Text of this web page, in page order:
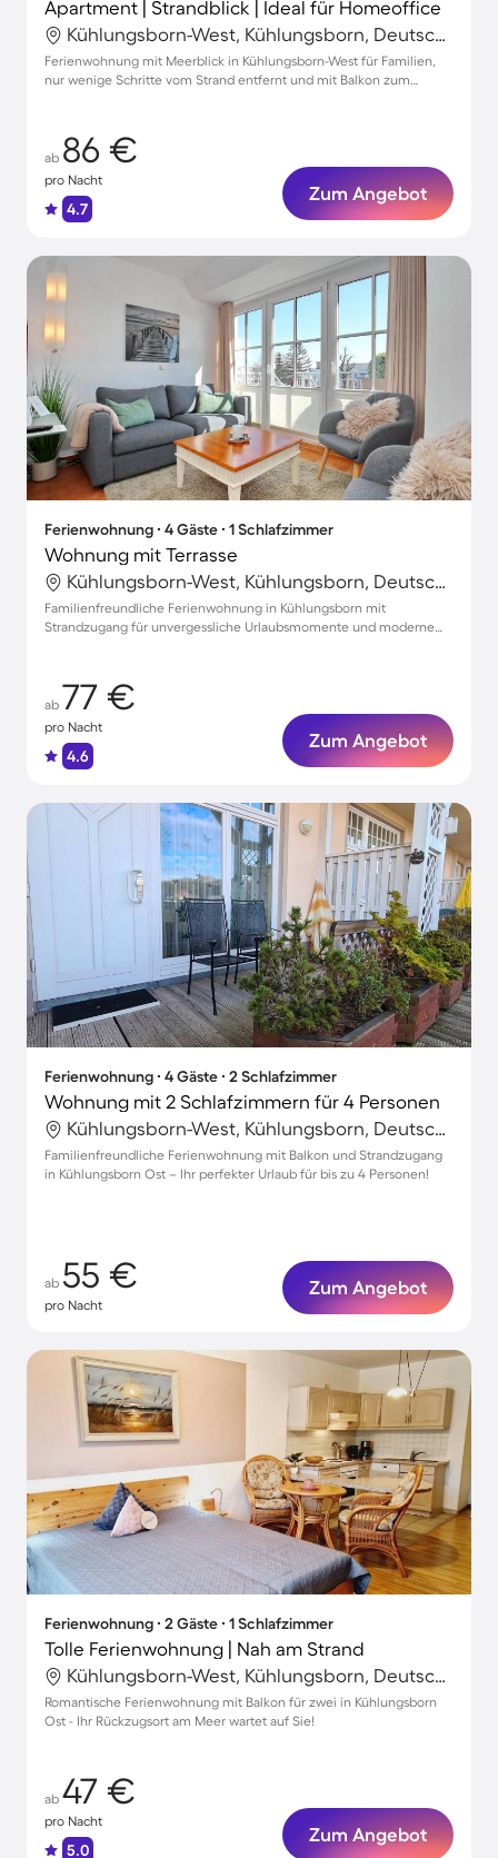
Apartment | Strandblick | Ideal für Homeoffice
Kühlungsborn-West, Kühlungsborn, Deutschland
Ferienwohnung mit Meerblick in Kühlungsborn-West für Familien,
nur wenige Schritte vom Strand entfernt und mit Balkon zum
ab 86 €
pro Nacht
4.7
Zum Angebot
Ferienwohnung ∙ 4 Gäste ∙ 1 Schlafzimmer
Wohnung mit Terrasse
Kühlungsborn-West, Kühlungsborn, Deutschland
Familienfreundliche Ferienwohnung in Kühlungsborn mit
Strandzugang für unvergessliche Urlaubsmomente und moderne
ab 77 €
pro Nacht
4.6
Zum Angebot
Ferienwohnung ∙ 4 Gäste ∙ 2 Schlafzimmer
Wohnung mit 2 Schlafzimmern für 4 Personen
Kühlungsborn-West, Kühlungsborn, Deutschland
Familienfreundliche Ferienwohnung mit Balkon und Strandzugang
in Kühlungsborn Ost – Ihr perfekter Urlaub für bis zu 4 Personen!
ab 55 €
pro Nacht
Zum Angebot
Ferienwohnung ∙ 2 Gäste ∙ 1 Schlafzimmer
Tolle Ferienwohnung | Nah am Strand
Kühlungsborn-West, Kühlungsborn, Deutschland
Romantische Ferienwohnung mit Balkon für zwei in Kühlungsborn
Ost - Ihr Rückzugsort am Meer wartet auf Sie!
ab 47 €
pro Nacht
5.0
Zum Angebot